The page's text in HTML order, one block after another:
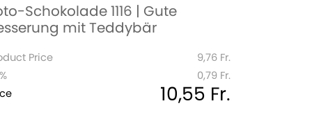
Schokolade 1116 | Gute
mit Teddybär
Price
9,76 Fr.
0,79 Fr.
10,55 Fr.